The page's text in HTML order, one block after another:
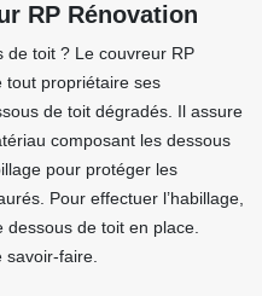
RP Rénovation
de toit ? Le couvreur RP
tout propriétaire ses
de toit dégradés. Il assure
composant les dessous
pour protéger les
Pour effectuer l’habillage,
de toit en place.
faire.